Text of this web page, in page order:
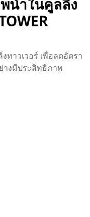
น้ำในคูลลิ่ง
าวเวอร์ เพื่อลดอัตรา
างมีประสิทธิภาพ